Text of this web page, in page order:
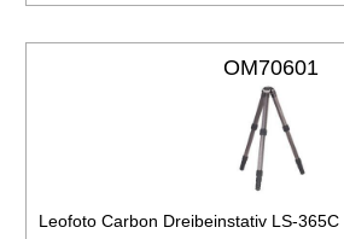
OM70601
Leofoto Carbon Dreibeinstativ LS-365C